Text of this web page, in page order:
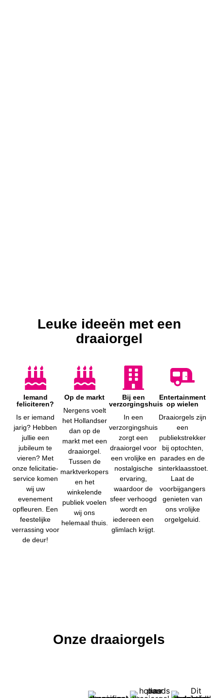
Leuke ideeën met een
draaiorgel
Iemand
feliciteren?
Is er iemand
jarig? Hebben
jullie een
jubileum te
vieren? Met
onze felicitatie-
service komen
wij uw
evenement
opfleuren. Een
feestelijke
verrassing voor
de deur!
Op de markt
Nergens voelt
het Hollandser
dan op de
markt met een
draaiorgel.
Tussen de
marktverkopers
en het
winkelende
publiek voelen
wij ons
helemaal thuis.
Bij een
verzorgingshuis
In een
verzorgingshuis
zorgt een
draaiorgel voor
een vrolijke en
nostalgische
ervaring,
waardoor de
sfeer verhoogd
wordt en
iedereen een
glimlach krijgt.
Entertainment
op wielen
Draaiorgels zijn
een
publiekstrekker
bij optochten,
parades en de
sinterklaasstoet.
Laat de
voorbijgangers
genieten van
ons vrolijke
orgelgeluid.
Onze draaiorgels